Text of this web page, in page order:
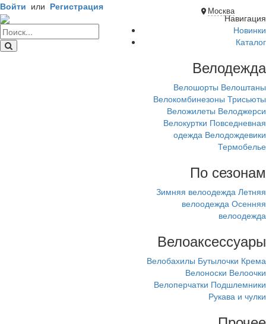
Москва
Войти или Регистрация
Навигация
Новинки
Каталог
Велодежда
Велошорты Велоштаны
Велокомбинезоны Трисьюты
Веложилеты Велоджерси
Велокуртки Повседневная
одежда Велодождевики
Термобелье
По сезонам
Зимняя велоодежда Летняя
велоодежда Осенняя
велоодежда
Велоаксессуары
Велобахилы Бутылочки Крема
Велоноски Велоочки
Велоперчатки Подшлемники
Рукава и чулки